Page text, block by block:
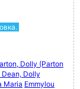
Dolly (Parton
Dolly
Maria Emmylou